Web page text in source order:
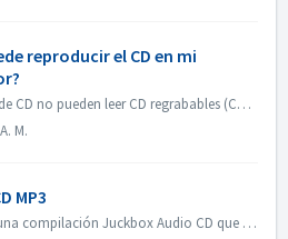
reproducir el CD en mi
Muchos reproductores de CD no pueden leer CD regrabables (CD-RW). Por lo tanto, debes utilizar CD-ROM normales para grabar CD de audio.
M.
MP3
En Nero Express，hay una compilación Juckbox Audio CD que crea un CD con todos sus archivos MP3, WMA, o Nero AAC favoritos que se pueden reproducir en cualqu...